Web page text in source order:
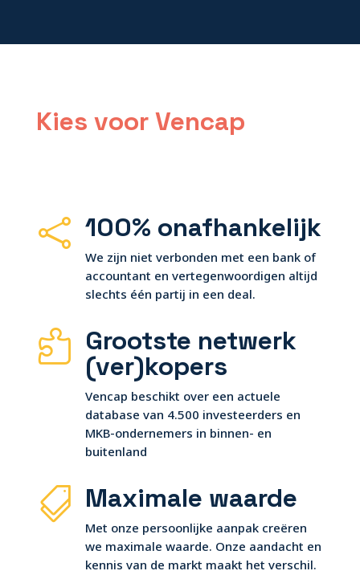
Kies voor Vencap
 100% onafhankelijk
We zijn niet verbonden met een bank of
accountant en vertegenwoordigen altijd
slechts één partij in een deal.
 Grootste netwerk
(ver)kopers
Vencap beschikt over een actuele
database van 4.500 investeerders en
MKB-ondernemers in binnen- en
buitenland
 Maximale waarde
Met onze persoonlijke aanpak creëren
we maximale waarde. Onze aandacht en
kennis van de markt maakt het verschil.